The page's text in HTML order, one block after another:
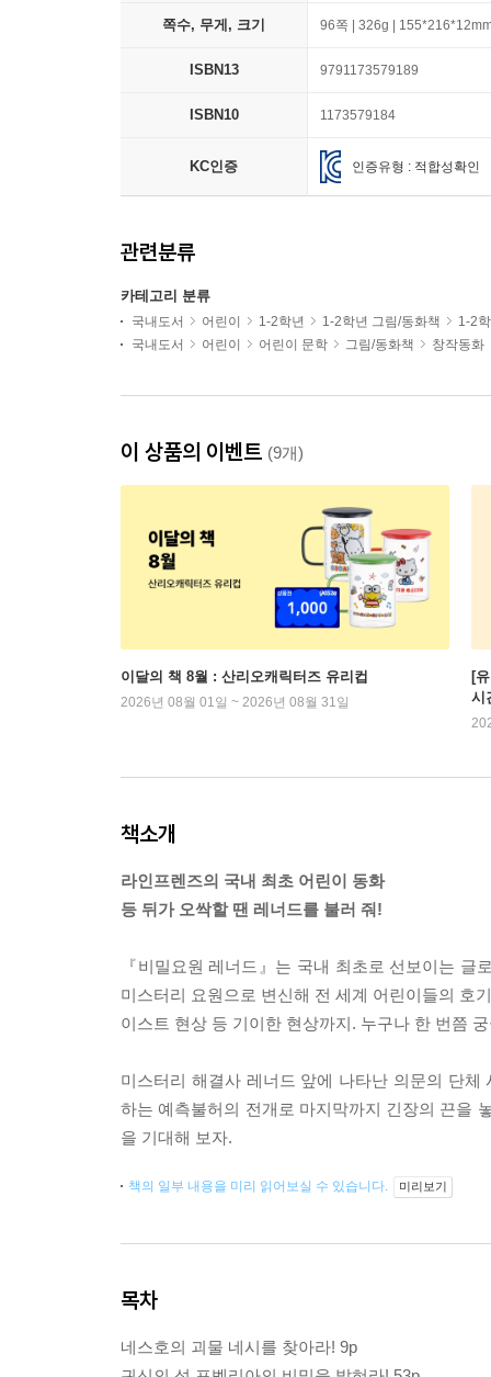
쪽수, 무게, 크기 96쪽 | 326g |
ISBN13 9791173579189
ISBN10 1173579184
KC인증 인증유형 : 적합성확인
관련분류
카테고리 분류
국내도서 어린이 1-2학년 1-2학년 그림/동화책
1-2
국내도서
어린이 어린이 문학 그림/동화책 창작동화
이 상품의 이벤트 (9개)
이달의 책 8월 : 산리오캐릭터즈 유리컵
2026년 08월 01일 ~ 2026년 08월 31일
[
시
책소개
라인프렌즈의 국내 최초 어린이 동화
등 뒤가 오싹할 땐 레너드를 불러 줘!
『비밀요원 레너드』는 국내 최초로 선보이는
미스터리 요원으로 변신해 전 세계 어린이들의 호
이스트 현상 등 기이한 현상까지. 누구나 한 번쯤
미스터리 해결사 레너드 앞에 나타난 의문의 단
하는 예측불허의 전개로 마지막까지 긴장의 끈을
을 기대해 보자.
책의 일부 내용을 미리 읽어보실 수 있습니다. 미리보기
목차
네스호의 괴물 네시를 찾아라! 9p